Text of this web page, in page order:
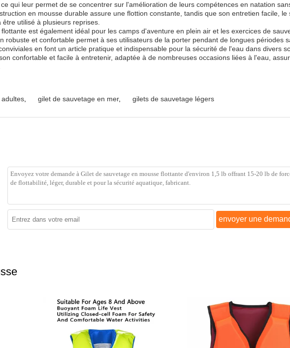
qui leur permet de se concentrer sur l'amélioration de leurs compétences en natation
en mousse durable assure une flottion constante, tandis que son entretien facile,
utilisé à plusieurs reprises.
est également idéal pour les camps d'aventure en plein air et les exercices de
robuste et confortable permet à ses utilisateurs de la porter pendant de longues périodes
en font un article pratique et indispensable pour la sécurité de l'eau dans divers
confortable et facile à entretenir, adaptée à de nombreuses occasions liées à l'eau,
gilet de sauvetage en mer, gilets de sauvetage légers
envoyer une